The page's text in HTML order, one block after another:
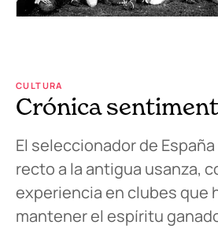
CULTURA
Crónica
El seleccionador de
recto a la antigua usanza,
experiencia en clubes que
mantener el espíritu